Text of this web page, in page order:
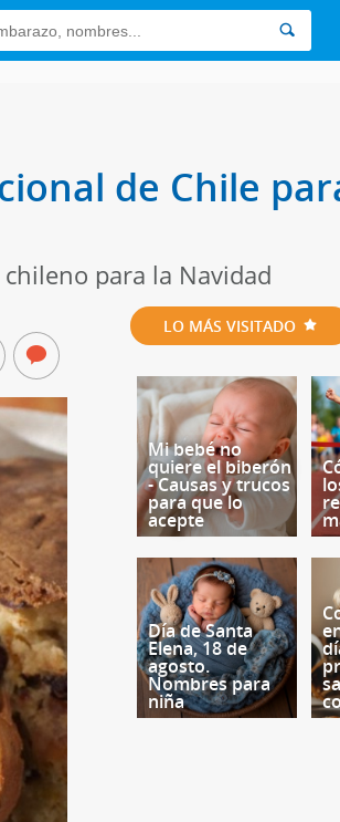
de Chile
para la Navidad
LO MÁS VISITADO
Mi bebé no
quiere el biberón
- Causas y trucos
para que lo
acepte
Día de Santa
Elena, 18 de
agosto.
Nombres para
niña